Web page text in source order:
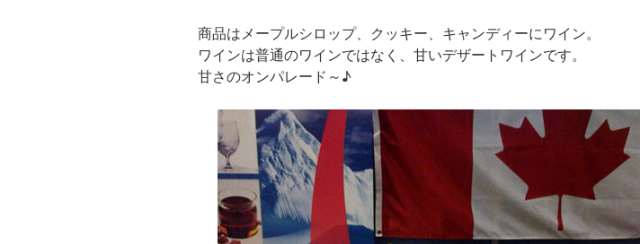
商品はメープルシロップ、クッキー、キャンディーにワイン。
ワインは普通のワインではなく、甘いデザートワインです。
甘さのオンパレード～♪